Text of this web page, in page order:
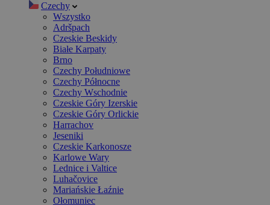
Czechy
Wszystko
Adršpach
Czeskie Beskidy
Białe Karpaty
Brno
Czechy Południowe
Czechy Północne
Czechy Wschodnie
Czeskie Góry Izerskie
Czeskie Góry Orlickie
Harrachov
Jeseniki
Czeskie Karkonosze
Karlowe Wary
Lednice i Valtice
Luhačovice
Mariańskie Łaźnie
Ołomuniec